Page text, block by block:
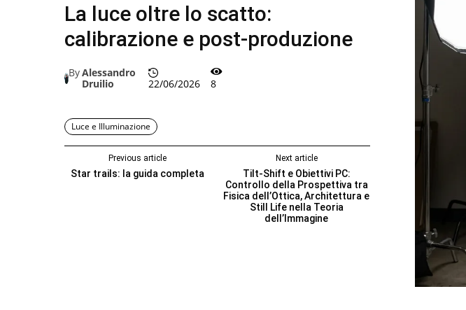
La luce oltre lo scatto:
calibrazione e post-produzione
ByAlessandro
Druilio
22/06/2026 8
Luce e Illuminazione
Previous article
Star trails: la guida completa
Next article
Tilt-Shift e Obiettivi PC:
Controllo della Prospettiva tra
Fisica dell’Ottica, Architettura e
Still Life nella Teoria
dell’Immagine